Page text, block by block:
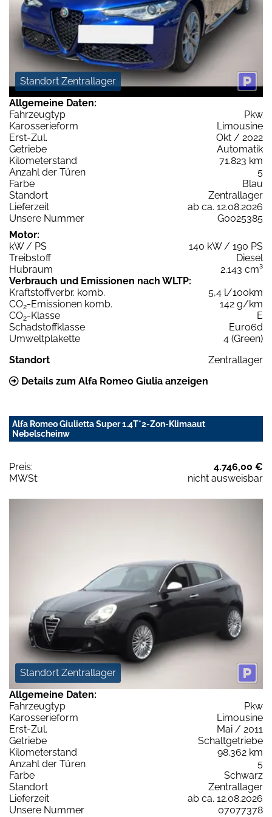
Standort Zentrallager
Allgemeine Daten:
Fahrzeugtyp
Pkw
Karosserieform
Limousine
Erst-Zul.
Okt / 2022
Getriebe
Automatik
Kilometerstand
71.823 km
Anzahl der Türen
5
Farbe
Blau
Standort
Zentrallager
Lieferzeit
ab ca. 12.08.2026
Unsere Nummer
G0025385
Motor:
kW / PS
140 kW / 190 PS
Treibstoff
Diesel
Hubraum
2.143 cm³
Verbrauch und Emissionen nach WLTP:
Kraftstoffverbr. komb.
5,4 l/100km
CO2-Emissionen komb.
142 g/km
CO2-Klasse
E
Schadstoffklasse
Euro6d
Umweltplakette
4 (Green)
Standort
Zentrallager
Details zum Alfa Romeo Giulia anzeigen
Alfa Romeo Giulietta Super 1.4T*2-Zon-Klimaaut
Nebelscheinw
Preis:
4.746,00 €
MWSt:
nicht ausweisbar
Standort Zentrallager
Allgemeine Daten:
Fahrzeugtyp
Pkw
Karosserieform
Limousine
Erst-Zul.
Mai / 2011
Getriebe
Schaltgetriebe
Kilometerstand
98.362 km
Anzahl der Türen
5
Farbe
Schwarz
Standort
Zentrallager
Lieferzeit
ab ca. 12.08.2026
Unsere Nummer
07077378